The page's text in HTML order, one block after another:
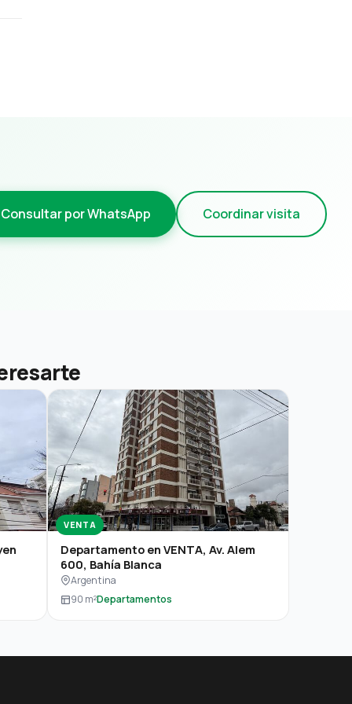
Consultar por WhatsApp Coordinar visita
VENTA
Departamento en VENTA, Av. Alem
600, Bahía Blanca
Argentina
90 m²Departamentos